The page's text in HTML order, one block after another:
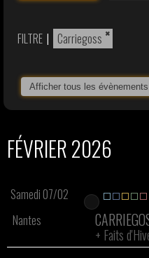
FILTRE | ×
Carriegoss
Afficher tous les évènements
FÉVRIER 2026
Samedi 07/02
Nantes
+ Faits